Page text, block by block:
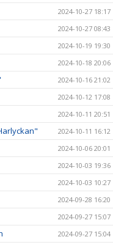
2024-10-27 18:17
2024-10-27 08:43
2024-10-19 19:30
2024-10-18 20:06
2024-10-16 21:02
2024-10-12 17:08
2024-10-11 20:51
2024-10-11 16:12
2024-10-06 20:01
2024-10-03 19:36
2024-10-03 10:27
2024-09-28 16:20
2024-09-27 15:07
2024-09-27 15:04